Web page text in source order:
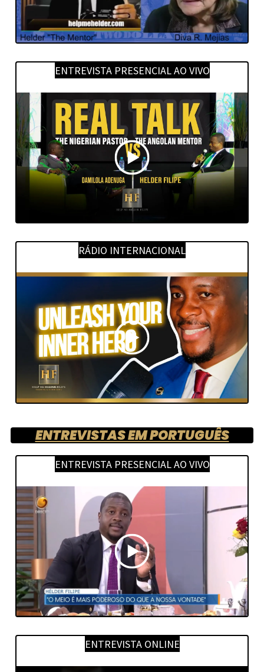
ENTREVISTA PRESENCIAL AO VIVO
RÁDIO INTERNACIONAL
ENTREVISTAS EM PORTUGUÊS
ENTREVISTA PRESENCIAL AO VIVO
ENTREVISTA ONLINE